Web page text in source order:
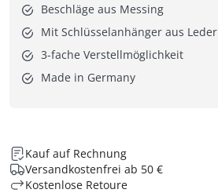
Beschläge aus Messing
Mit Schlüsselanhänger aus Leder
3-fache Verstellmöglichkeit
Made in Germany
Kauf auf Rechnung
Versandkostenfrei ab 50 €
Kostenlose Retoure